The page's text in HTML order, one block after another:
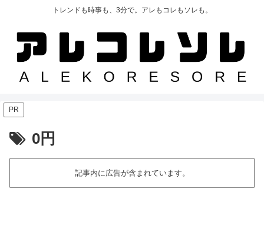
トレンドも時事も、3分で。アレもコレもソレも。
PR
0円
記事内に広告が含まれています。